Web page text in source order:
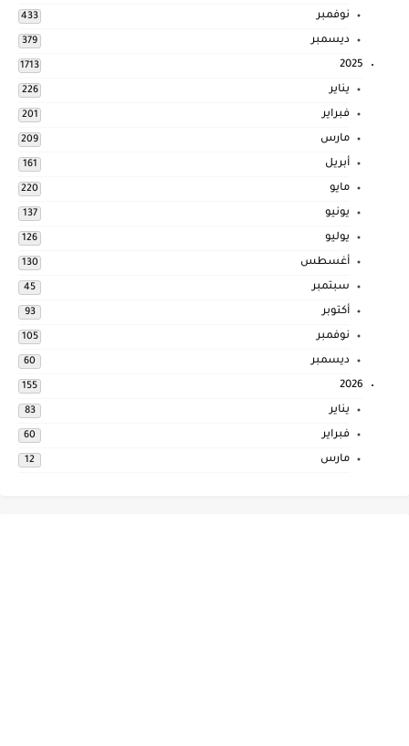
نوفمبر 433
ديسمبر 379
2025
1713
يناير 226
فبراير 201
مارس 209
أبريل 161
مايو 220
يونيو 137
يوليو 126
أغسطس 130
سبتمبر 45
أكتوبر 93
نوفمبر 105
ديسمبر 60
2026
155
يناير 83
فبراير 60
مارس 12